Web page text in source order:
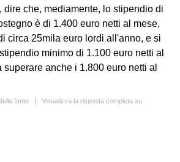
dire che, mediamente, lo stipendio di
è di 1.400 euro netti al mese,
circa 25mila euro lordi all'anno, e si
minimo di 1.100 euro netti al
superare anche i 1.800 euro netti al
fonte | Visualizza la risposta completa su